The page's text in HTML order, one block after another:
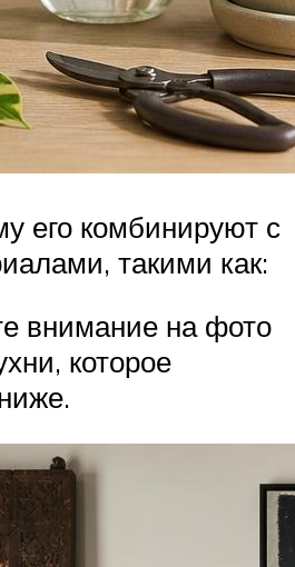
его комбинируют с
такими как:
внимание на фото
которое